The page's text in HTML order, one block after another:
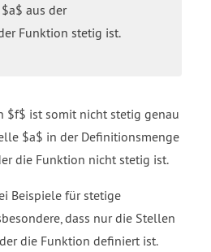
aus der
Funktion stetig ist.
$f$ ist somit nicht stetig genau
$a$ in der Definitionsmenge
die Funktion nicht stetig ist.
Beispiele für stetige
dass nur die Stellen
die Funktion definiert ist.